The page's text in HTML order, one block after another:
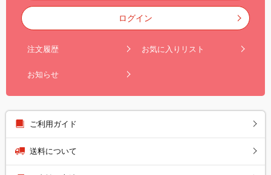
ログイン
注文履歴 お気に入りリスト
お知らせ
ご利用ガイド
送料について